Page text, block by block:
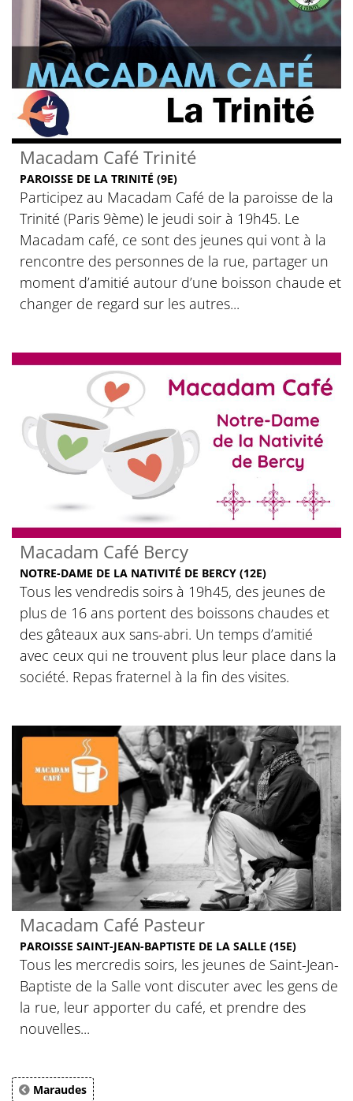
Macadam Café Trinité
PAROISSE DE LA TRINITÉ (9E)
Participez au Macadam Café de la paroisse de la
Trinité (Paris 9ème) le jeudi soir à 19h45. Le
Macadam café, ce sont des jeunes qui vont à la
rencontre des personnes de la rue, partager un
moment d’amitié autour d’une boisson chaude et
changer de regard sur les autres...
Macadam Café Bercy
NOTRE-DAME DE LA NATIVITÉ DE BERCY (12E)
Tous les vendredis soirs à 19h45, des jeunes de
plus de 16 ans portent des boissons chaudes et
des gâteaux aux sans-abri. Un temps d’amitié
avec ceux qui ne trouvent plus leur place dans la
société. Repas fraternel à la fin des visites.
Macadam Café Pasteur
PAROISSE SAINT-JEAN-BAPTISTE DE LA SALLE (15E)
Tous les mercredis soirs, les jeunes de Saint-Jean-
Baptiste de la Salle vont discuter avec les gens de
la rue, leur apporter du café, et prendre des
nouvelles...
Maraudes